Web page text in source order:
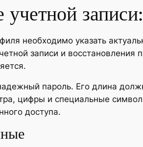
учетной
необходимо указать
записи и восстановления
пароль. Его длина
цифры и специальные
доступа.